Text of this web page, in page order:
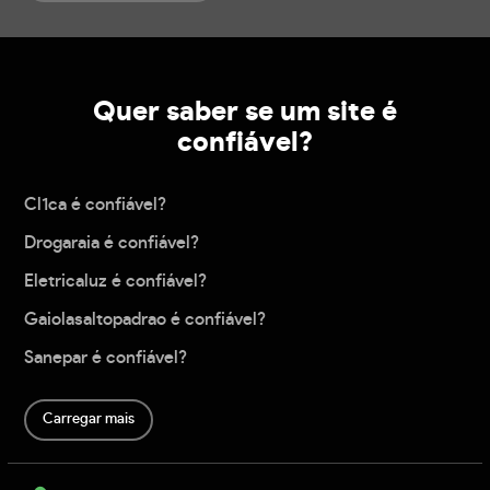
Quer saber se um site é
confiável?
Cl1ca é confiável?
Drogaraia é confiável?
Eletricaluz é confiável?
Gaiolasaltopadrao é confiável?
Sanepar é confiável?
Carregar mais